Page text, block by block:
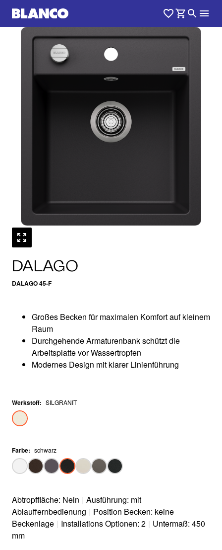
DALAGO
DALAGO 45-F
1 /0
Großes Becken für maximalen Komfort auf kleinem
Raum
Durchgehende Armaturenbank schützt die
Arbeitsplatte vor Wassertropfen
Modernes Design mit klarer Linienführung
Werkstoff: SILGRANIT
Farbe: schwarz
Abtropffläche: Nein | Ausführung: mit
Ablauffernbedienung | Position Becken: keine
Beckenlage | Installations Optionen: 2 | Untermaß: 450
mm